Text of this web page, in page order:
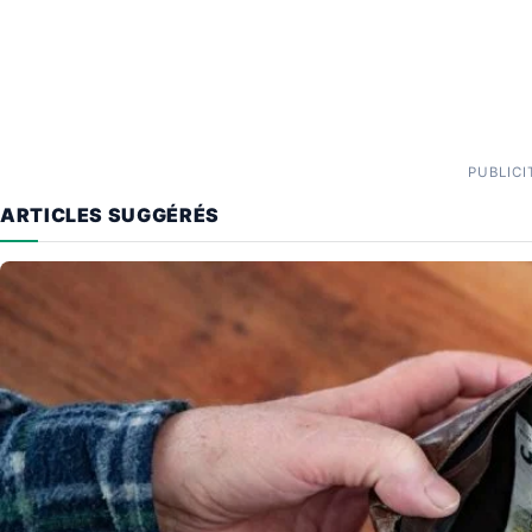
ARTICLES SUGGÉRÉS